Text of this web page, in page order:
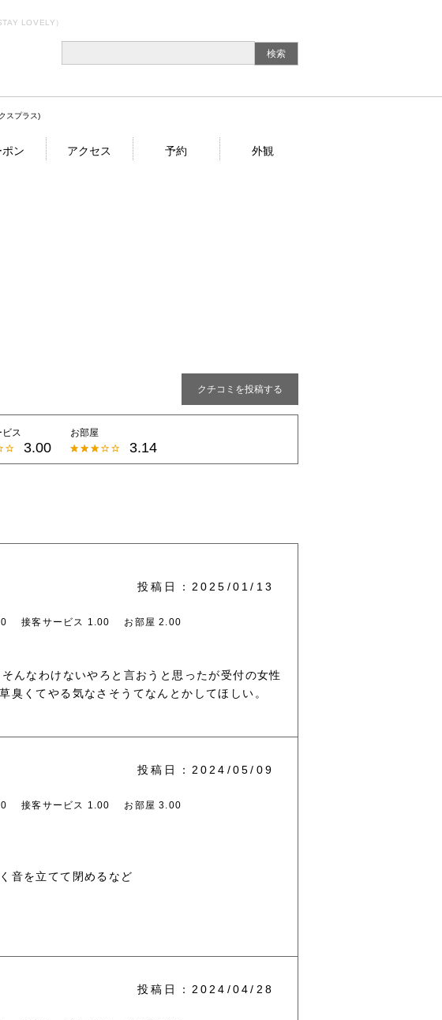
LOVELY）
スプラス)
ポン アクセス 予約 外観
クチコミを投稿する
ス
3.00
お部屋
3.14
投稿日：2025/01/13
接客サービス 1.00 お部屋 2.00
んなわけないやろと言おうと思ったが受付の女性
くてやる気なさそうてなんとかしてほしい。
投稿日：2024/05/09
接客サービス 1.00 お部屋 3.00
音を立てて閉めるなど
投稿日：2024/04/28